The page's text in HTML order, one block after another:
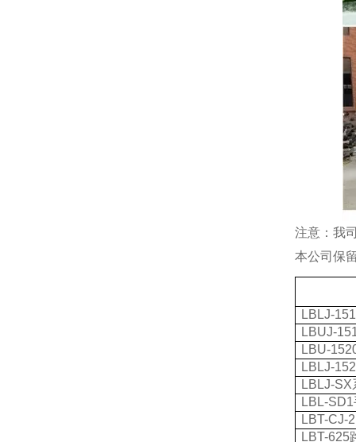
注意：我
本公司保
LBLJ-
LBUJ-
LBU-
LBLJ-
LBLJ-SX
LBL-SD1
LBT-CJ-
LBT-625